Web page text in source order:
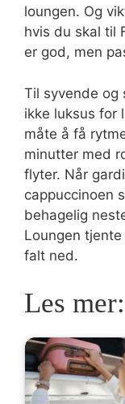
loungen. Og
hvis du skal til
er god, men
Til syvende og
ikke luksus for
måte å få
minutter med
flyter. Når
cappuccinoen
behagelig
Loungen
falt ned.
Les mer: